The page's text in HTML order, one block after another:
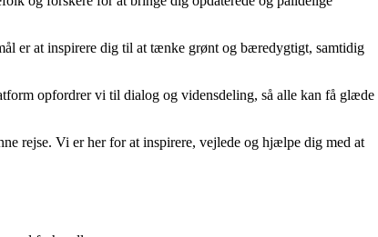
er at inspirere dig til at tænke grønt og bæredygtigt, samtidig
opfordrer vi til dialog og vidensdeling, så alle kan få glæde
rejse. Vi er her for at inspirere, vejlede og hjælpe dig med at